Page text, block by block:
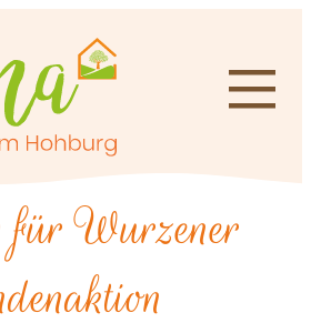
Wurzener